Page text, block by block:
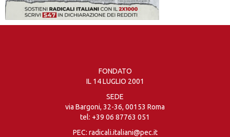
FONDATO
IL 14 LUGLIO 2001
SEDE
via Bargoni, 32-36, 00153 Roma
tel: +39 06 87763 051
PEC: radicali.italiani@pec.it